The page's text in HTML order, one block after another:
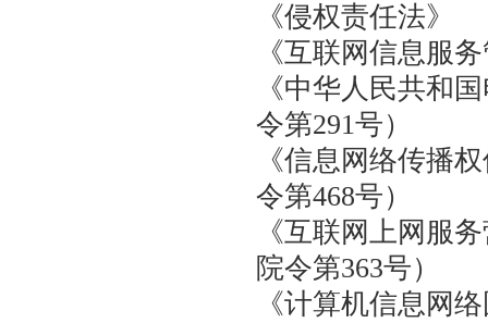
《侵权责任法》
《互联网信息
《中华人民共
令第291号）
《信息网络传
令第468号）
《互联网上网服
院令第363号）
《计算机信息网